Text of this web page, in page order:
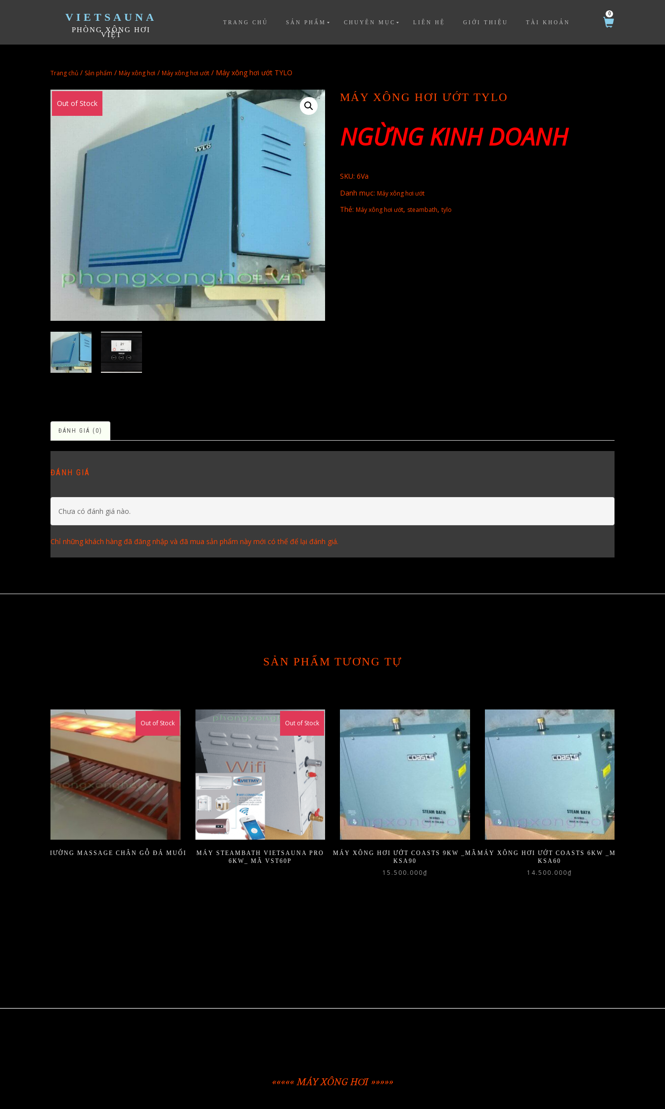
VIETSAUNA
PHÒNG XÔNG HƠI
VIỆT
TRANG CHỦ SẢN PHẨM CHUYÊN MỤC LIÊN HỆ GIỚI THIỆU TÀI KHOẢN
0
Trang chủ / Sản phẩm / Máy xông hơi / Máy xông hơi ướt / Máy xông hơi ướt TYLO
Out of Stock MÁY XÔNG HƠI ƯỚT TYLO
NGỪNG KINH DOANH
SKU: 6Va
Danh mục: Máy xông hơi ướt
Thẻ: Máy xông hơi ướt, steambath, tylo
ĐÁNH GIÁ (0)
ĐÁNH GIÁ
Chưa có đánh giá nào.
Chỉ những khách hàng đã đăng nhập và đã mua sản phẩm này mới có thể để lại đánh giá.
SẢN PHẨM TƯƠNG TỰ
GIƯỜNG MASSAGE CHÂN GỖ ĐÁ MUỐI
Out of Stock
MÁY STEAMBATH VIETSAUNA PRO
6KW_ MÃ VST60P
Out of Stock
MÁY XÔNG HƠI ƯỚT COASTS 9KW _MÃ
KSA90
15.500.000₫
MÁY XÔNG HƠI ƯỚT COASTS 6KW _MÃ
KSA60
14.500.000₫
««««« MÁY XÔNG HƠI »»»»»